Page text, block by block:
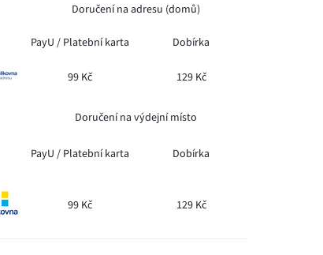
Doručení na adresu (domů)
PayU / Platební karta Dobírka
99 Kč 129 Kč
Doručení na výdejní místo
PayU / Platební karta Dobírka
99 Kč 129 Kč